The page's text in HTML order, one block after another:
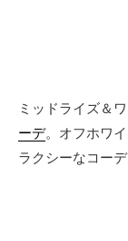
ミッドライズ＆
ーデ。オフホワ
ラクシーなコーデ